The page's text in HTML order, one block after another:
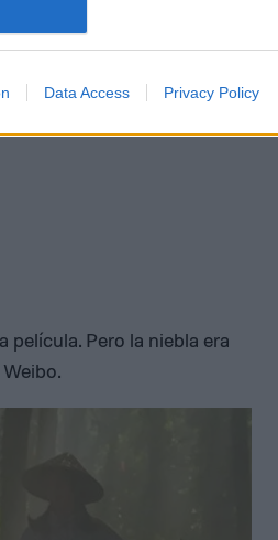
Data Access Privacy Policy
película. Pero la niebla era